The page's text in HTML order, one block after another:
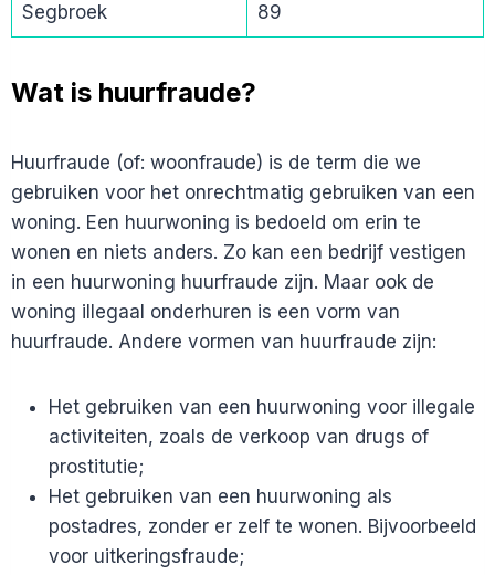
Segbroek 89
Wat is huurfraude?
Huurfraude (of: woonfraude) is de term die we
gebruiken voor het onrechtmatig gebruiken van een
woning. Een huurwoning is bedoeld om erin te
wonen en niets anders. Zo kan een bedrijf vestigen
in een huurwoning huurfraude zijn. Maar ook de
woning illegaal onderhuren is een vorm van
huurfraude. Andere vormen van huurfraude zijn:
Het gebruiken van een huurwoning voor illegale
activiteiten, zoals de verkoop van drugs of
prostitutie;
Het gebruiken van een huurwoning als
postadres, zonder er zelf te wonen. Bijvoorbeeld
voor uitkeringsfraude;